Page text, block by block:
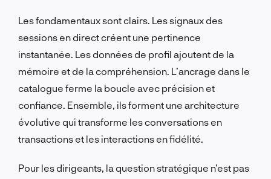
Les fondamentaux sont clairs. Les signaux des
sessions en direct créent une pertinence
instantanée. Les données de profil ajoutent de la
mémoire et de la compréhension. L’ancrage dans le
catalogue ferme la boucle avec précision et
confiance. Ensemble, ils forment une architecture
évolutive qui transforme les conversations en
transactions et les interactions en fidélité.
Pour les dirigeants, la question stratégique n’est pas